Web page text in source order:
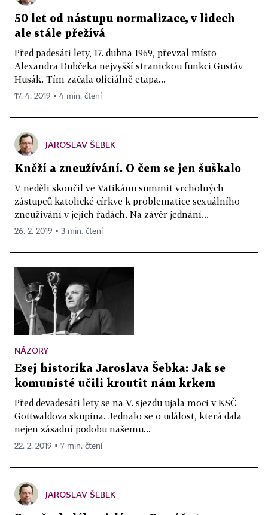
50 let od nástupu normalizace, v lidech
ale stále přežívá
Před padesáti lety, 17. dubna 1969, převzal místo
Alexandra Dubčeka nejvyšší stranickou funkci Gustáv
Husák. Tím začala oficiálně etapa...
17. 4. 2019 ▪ 4 min. čtení
JAROSLAV ŠEBEK
Kněží a zneužívání. O čem se jen šuškalo
V neděli skončil ve Vatikánu summit vrcholných
zástupců katolické církve k problematice sexuálního
zneužívání v jejích řadách. Na závěr jednání...
26. 2. 2019 ▪ 3 min. čtení
NÁZORY
Esej historika Jaroslava Šebka: Jak se
komunisté učili kroutit nám krkem
Před devadesáti lety se na V. sjezdu ujala moci v KSČ
Gottwaldova skupina. Jednalo se o událost, která dala
nejen zásadní podobu našemu...
22. 2. 2019 ▪ 7 min. čtení
JAROSLAV ŠEBEK